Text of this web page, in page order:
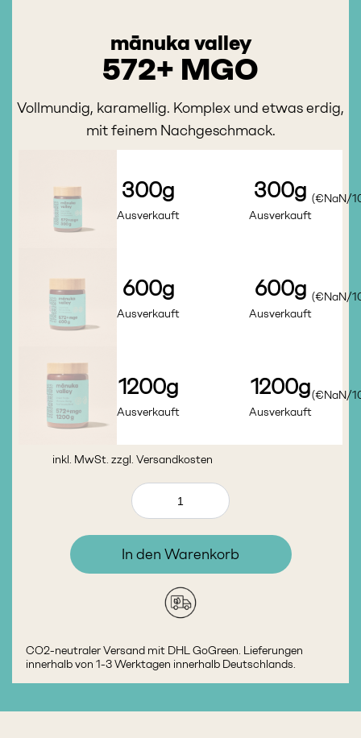
mānuka valley
572+ MGO
Vollmundig, karamellig. Komplex und etwas erdig,
mit feinem Nachgeschmack.
300g
Ausverkauft
300g
Ausverkauft
(€NaN/
600g
Ausverkauft
600g
Ausverkauft
(€NaN/
1200g
Ausverkauft
1200g
Ausverkauft
(€NaN/
inkl. MwSt. zzgl. Versandkosten
In den Warenkorb
CO2-neutraler Versand mit DHL GoGreen. Lieferungen
innerhalb von 1-3 Werktagen innerhalb Deutschlands.